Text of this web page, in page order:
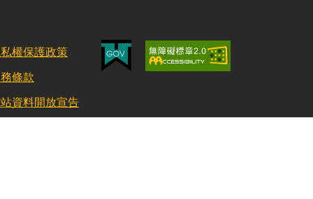
權保護政策
條款
資料開放宣告